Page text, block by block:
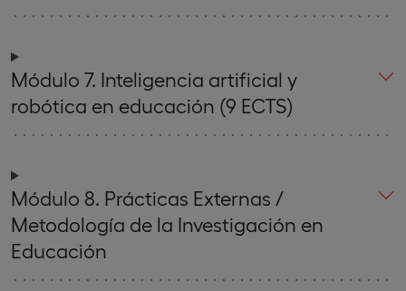
Módulo 7. Inteligencia artificial y
robótica en educación (9 ECTS)
Módulo 8. Prácticas Externas /
Metodología de la Investigación en
Educación